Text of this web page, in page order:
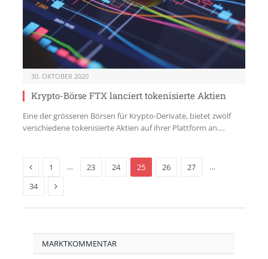
30. OKTOBER 2020
Krypto-Börse FTX lanciert tokenisierte Aktien
Eine der grösseren Börsen für Krypto-Derivate, bietet zwölf
verschiedene tokenisierte Aktien auf ihrer Plattform an.…
Previous
1 … 23 24 25 26 27
…
34
Next
MARKTKOMMENTAR